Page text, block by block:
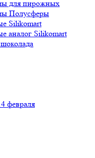
для пирожных
Полусферы
Silikomart
аналог Silikomart
февраля